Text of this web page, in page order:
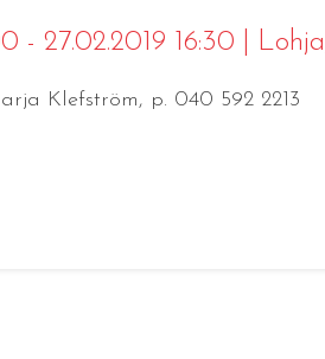
- 27.02.2019 16:30 Lohja
Klefström, p. 040 592 2213